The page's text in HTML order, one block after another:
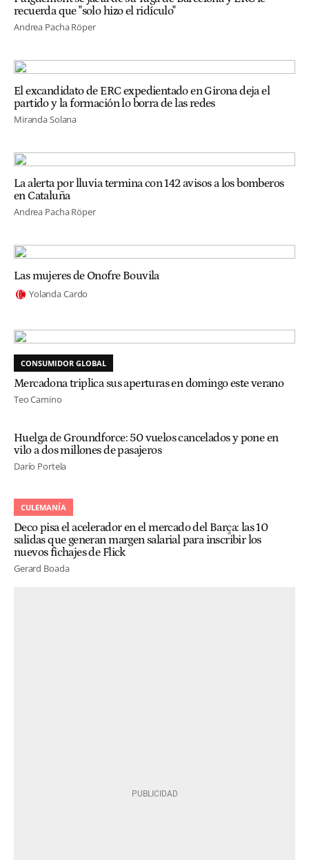
recuerda que "solo hizo el ridículo"
Andrea Pacha Röper
El excandidato de ERC expedientado en Girona deja el
partido y la formación lo borra de las redes
Miranda Solana
La alerta por lluvia termina con 142 avisos a los bomberos
en Cataluña
Andrea Pacha Röper
Las mujeres de Onofre Bouvila
Yolanda Cardo
CONSUMIDOR GLOBAL
Mercadona triplica sus aperturas en domingo este verano
Teo Camino
Huelga de Groundforce: 50 vuelos cancelados y pone en
vilo a dos millones de pasajeros
Darío Portela
CULEMANÍA
Deco pisa el acelerador en el mercado del Barça: las 10
salidas que generan margen salarial para inscribir los
nuevos fichajes de Flick
Gerard Boada